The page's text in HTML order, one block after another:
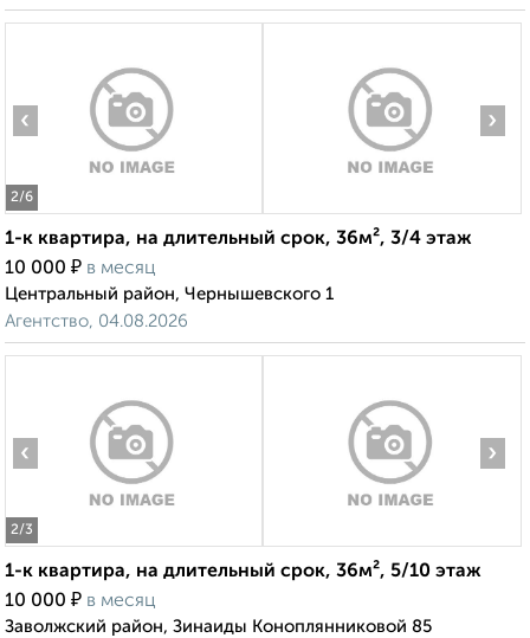
2/6
‹ ›
1-к квартира, на длительный срок, 36м², 3/4 этаж
10 000 ₽ в месяц
Центральный район, Чернышевского 1
Агентство, 04.08.2026
2/3
‹ ›
1-к квартира, на длительный срок, 36м², 5/10 этаж
10 000 ₽ в месяц
Заволжский район, Зинаиды Коноплянниковой 85